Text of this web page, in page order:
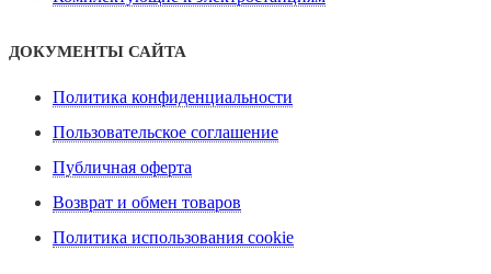
ДОКУМЕНТЫ САЙТА
Политика конфиденциальности
Пользовательское соглашение
Публичная оферта
Возврат и обмен товаров
Политика использования cookie